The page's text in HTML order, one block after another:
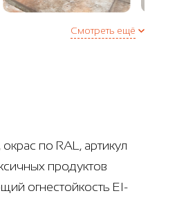
Смотреть ещё
по RAL, артикул
продуктов
огнестойкость EI-